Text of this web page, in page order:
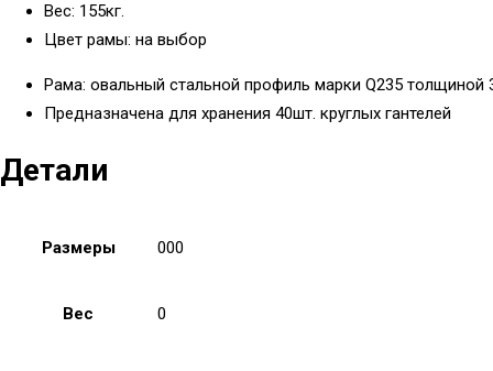
Вес: 155кг.
Цвет рамы: на выбор
Рама: овальный стальной профиль марки Q235 толщиной
Предназначена для хранения 40шт. круглых гантелей
Детали
Размеры 000
Вес 0